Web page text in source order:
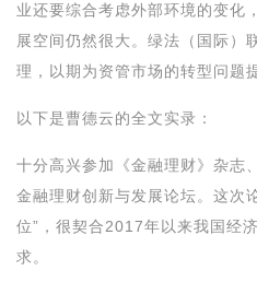
业还要综合考虑外部环境的变化
展空间仍然很大。绿法（国际）
理，以期为资管市场的转型问题
以下是曹德云的全文实录：
十分高兴参加《金融理财》杂志
金融理财创新与发展论坛。这次
位”，很契合2017年以来我国经
求。